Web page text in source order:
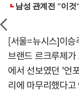
[서울=뉴시스]이
브랜드 르크루제
에서 선보였던 '언
리에 마무리했다